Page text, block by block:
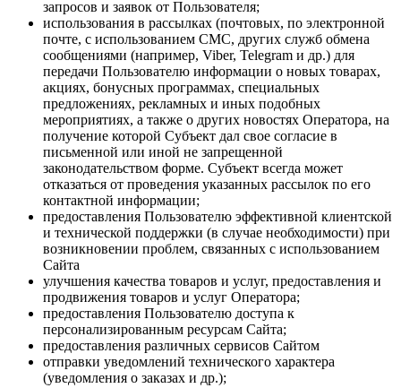
запросов и заявок от Пользователя;
использования в рассылках (почтовых, по электронной
почте, с использованием СМС, других служб обмена
сообщениями (например, Viber, Telegram и др.) для
передачи Пользователю информации о новых товарах,
акциях, бонусных программах, специальных
предложениях, рекламных и иных подобных
мероприятиях, а также о других новостях Оператора, на
получение которой Субъект дал свое согласие в
письменной или иной не запрещенной
законодательством форме. Субъект всегда может
отказаться от проведения указанных рассылок по его
контактной информации;
предоставления Пользователю эффективной клиентской
и технической поддержки (в случае необходимости) при
возникновении проблем, связанных с использованием
Сайта
улучшения качества товаров и услуг, предоставления и
продвижения товаров и услуг Оператора;
предоставления Пользователю доступа к
персонализированным ресурсам Сайта;
предоставления различных сервисов Сайтом
отправки уведомлений технического характера
(уведомления о заказах и др.);